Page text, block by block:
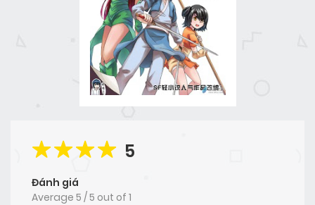
5
Đánh giá
Average 5 /5 out of 1